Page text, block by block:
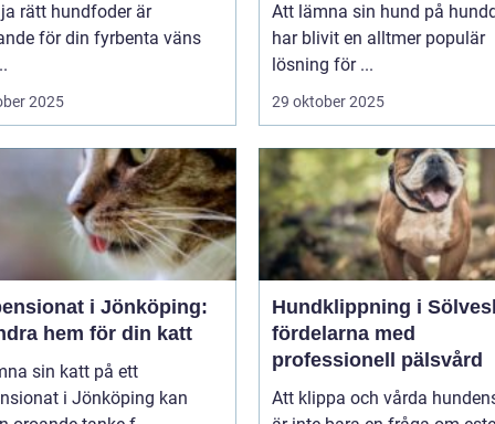
rätt hundfoder är
för din fyrbenta väns
2025
Att lämna sin hund på
har blivit en alltmer populär
lösning för ...
29 oktober 2025
i Jönköping:
hem för din katt
sin katt på ett
i Jönköping kan
Hundklippning i
fördelarna med
professionell pälsvård
Att klippa och vårda